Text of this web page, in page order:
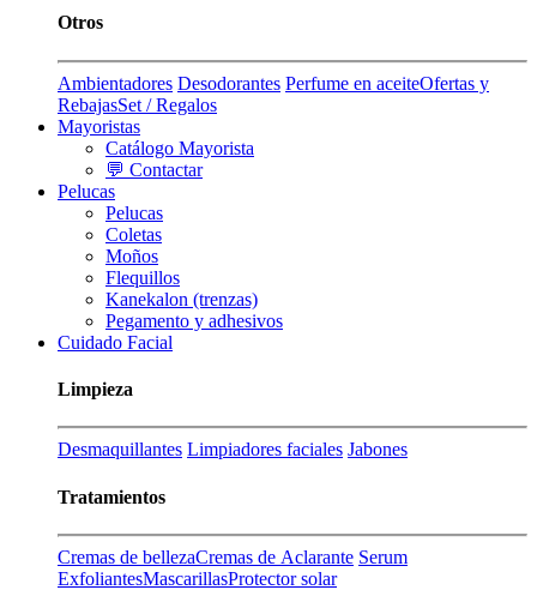
Otros
Ambientadores Desodorantes Perfume en aceiteOfertas y
RebajasSet / Regalos
Mayoristas
Catálogo Mayorista
💬 Contactar
Pelucas
Pelucas
Coletas
Moños
Flequillos
Kanekalon (trenzas)
Pegamento y adhesivos
Cuidado Facial
Limpieza
Desmaquillantes Limpiadores faciales Jabones
Tratamientos
Cremas de bellezaCremas de Aclarante Serum
ExfoliantesMascarillasProtector solar